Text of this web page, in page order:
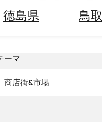
徳島県 鳥
ーマ
商店街&市場